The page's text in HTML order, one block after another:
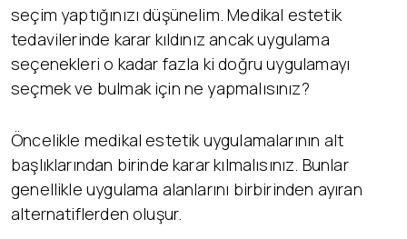
seçim yaptığınızı düşünelim. Medikal estetik
tedavilerinde karar kıldınız ancak uygulama
seçenekleri o kadar fazla ki doğru uygulamayı
seçmek ve bulmak için ne yapmalısınız?
Öncelikle medikal estetik uygulamalarının alt
başlıklarından birinde karar kılmalısınız. Bunlar
genellikle uygulama alanlarını birbirinden ayıran
alternatiflerden oluşur.